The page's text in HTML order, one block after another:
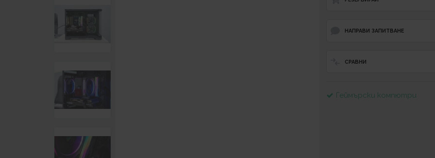
НАПРАВИ ЗАПИТВАНЕ
СРАВНИ
Геймърски компютри